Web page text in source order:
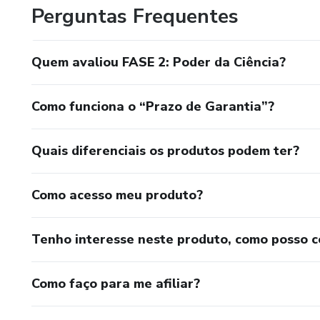
Perguntas Frequentes
Quem avaliou FASE 2: Poder da Ciência?
Como funciona o “Prazo de Garantia”?
Quais diferenciais os produtos podem ter?
Como acesso meu produto?
Tenho interesse neste produto, como posso
Como faço para me afiliar?